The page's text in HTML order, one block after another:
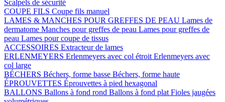
Scalpels de sécurité
COUPE FILS Coupe fils manuel
LAMES & MANCHES POUR GREFFES DE PEAU Lames de
dermatome Manches pour greffes de peau Lames pour greffes de
peau Lames pour coupe de tissus
ACCESSOIRES Extracteur de lames
ERLENMEYERS Erlenmeyers avec col étroit Erlenmeyers avec
col large
BÉCHERS Béchers, forme basse Béchers, forme haute
ÉPROUVETTES Éprouvettes à pied hexagonal
BALLONS Ballons à fond rond Ballons à fond plat Fioles jaugées